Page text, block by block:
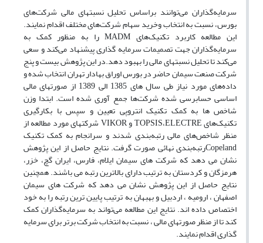
سرمایه‌گذاران می‌توانند براساس تحلیل نسبتهای مالی شرکت‌های
بورس، نسبت به انتخاب وخرید سهام شرکت‌های مختلف اقدام نمایند.
این مطالعه کاربرد تکنیک‌های MADM را به منظور کمک به
سرمایه‌گذاران جهت تصمیمات سرمایه گذاری پیشنهاد می‌کند و سعی
می‌کند تا تحلیل نسبتهای مالی را بهبود دهد.در این پژوهش بیست و پنج
شرکت صنعت سیمان حاضر در بورس اوراق بهادار تهران انتخاب شده و
داده‌های مورد نیاز طی سال های 1385 الی 1389 از صورتهای مالی
اساسی حسابرسی شده شرکت‌ها جمع آوری شده است. ابتدا وزن
شاخص ها به کمک تکنیک انتروپی تعیین و سپس با بکارگیری
تکنیک‌های TOPSIS،ELECTRE و VIKOR شرکتهای مورد مطالعه از
منظر شاخص‌های مالی رتبه‌بندی‌ شدند و سرانجام به کمک تکنیک
Copelandرتبه‌بندی نهائی صورت گرفت. نتایج حاصل از این پژوهش
نشان می دهد که شرکت های سیمان ایلام، فارس، ایران گچ، خزر،
هرمزگان و کردستان به ترتیب دارای بالاترین رتبه می باشند. همچنین
نتایج حاصل از این پژوهش نشان می دهد که شرکت های سیمان
اصفهان ، ارومیه ، اردبیل و بهبهان به ترتیب پایین ترین رتبه را به خود
اختصاص داده اند. نتایج این مطالعه می‌تواند به سرمایه‌گذاران کمک
کند تا از منظر صورتهای مالی ، نسبت به انتخاب شرکت برتر برای سرمایه
گذاری اقدام نمایند.